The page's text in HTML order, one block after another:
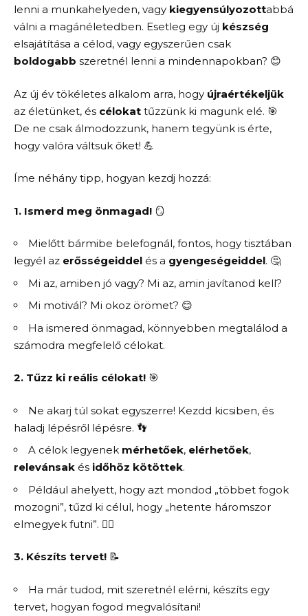
lenni a munkahelyeden, vagy kiegyensúlyozottabbá
válni a magánéletedben. Esetleg egy új készség
elsajátítása a célod, vagy egyszerűen csak
boldogabb szeretnél lenni a mindennapokban? 😊
Az új év tökéletes alkalom arra, hogy újraértékeljük
az életünket, és célokat tűzzünk ki magunk elé. 🎯
De ne csak álmodozzunk, hanem tegyünk is érte,
hogy valóra váltsuk őket! 💪
Íme néhány tipp, hogyan kezdj hozzá:
1. Ismerd meg önmagad! 🪞
Mielőtt bármibe belefognál, fontos, hogy tisztában
legyél az erősségeiddel és a gyengeségeiddel. 🤔
Mi az, amiben jó vagy? Mi az, amin javítanod kell?
Mi motivál? Mi okoz örömet? 😊
Ha ismered önmagad, könnyebben megtalálod a
számodra megfelelő célokat.
2. Tűzz ki reális célokat! 🎯
Ne akarj túl sokat egyszerre! Kezdd kicsiben, és
haladj lépésről lépésre. 👣
A célok legyenek mérhetőek, elérhetőek,
relevánsak és időhöz kötöttek.
Például ahelyett, hogy azt mondod „többet fogok
mozogni”, tűzd ki célul, hogy „hetente háromszor
elmegyek futni”. 🏃‍♀️
3. Készíts tervet! 📝
Ha már tudod, mit szeretnél elérni, készíts egy
tervet, hogyan fogod megvalósítani!